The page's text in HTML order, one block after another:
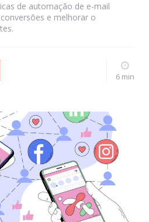
de automação de e-mail
e melhorar o
6 min